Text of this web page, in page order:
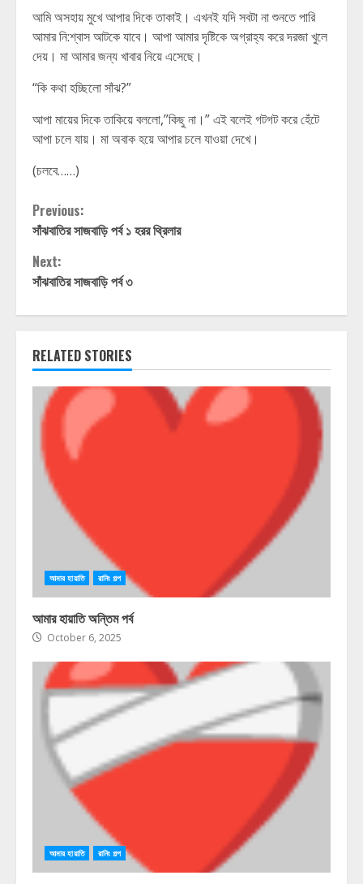
আমি অসহায় মুখে আপার দিকে তাকাই। এখনই যদি সবটা না শুনতে পারি
আমার নি:শ্বাস আটকে যাবে। আপা আমার দৃষ্টিকে অগ্রাহ্য করে দরজা খুলে
দেয়। মা আমার জন্য খাবার নিয়ে এসেছে।
“কি কথা হচ্ছিলো সাঁঝ?”
আপা মায়ের দিকে তাকিয়ে বললো,”কিছু না।” এই বলেই গটগট করে হেঁটে
আপা চলে যায়। মা অবাক হয়ে আপার চলে যাওয়া দেখে।
(চলবে……)
Continue
Reading
Previous:
সাঁঝবাতির সাজবাড়ি পর্ব ১ হরর থ্রিলার
Next:
সাঁঝবাতির সাজবাড়ি পর্ব ৩
RELATED STORIES
আমার হায়াতি রানিং গল্প
আমার হায়াতি অন্তিম পর্ব
October 6, 2025
আমার হায়াতি রানিং গল্প